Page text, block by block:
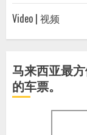
Video | 视频
马来西亚最
的车票。